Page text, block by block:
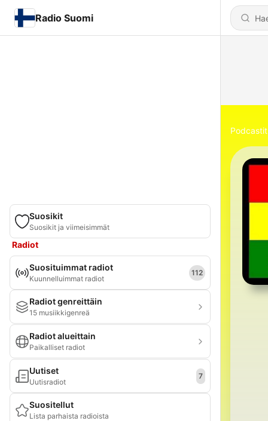
Radio Suomi
Suosikit
Suosikit ja viimeisimmät
Radiot
Suosituimmat radiot
Kuunnelluimmat radiot
112
Radiot genreittäin
15 musiikkigenreä
Radiot alueittain
Paikalliset radiot
Uutiset
Uutisradiot
7
Suositellut
Lista parhaista radioista
Podcastit